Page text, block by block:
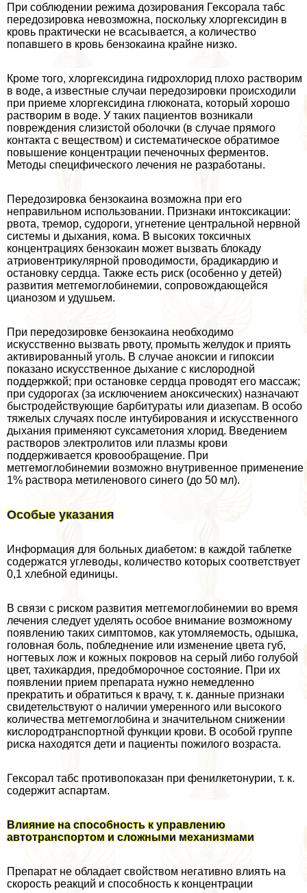
При соблюдении режима дозирования Гексорала табс
передозировка невозможна, поскольку хлоргексидин в
кровь пpaктически не всасывается, а количество
попавшего в кровь бензокаина крайне низко.
Кроме того, хлоргексидина гидрохлорид плохо растворим
в воде, а известные случаи передозировки происходили
при приеме хлоргексидина глюконата, который хорошо
растворим в воде. У таких пациентов возникали
повреждения слизистой оболочки (в случае прямого
контакта с веществом) и систематическое обратимое
повышение концентрации печеночных ферментов.
Методы специфического лечения не разработаны.
Передозировка бензокаина возможна при его
неправильном использовании. Признаки интоксикации:
рвота, тремор, судороги, угнетение центральной нервной
системы и дыхания, кома. В высоких токсичных
концентрациях бензокаин может вызвать блокаду
атриовентрикулярной проводимости, брадикардию и
остановку сердца. Также есть риск (особенно у детей)
развития метгемоглобинемии, сопровождающейся
цианозом и удушьем.
При передозировке бензокаина необходимо
искусственно вызвать рвоту, промыть желудок и приять
активированный уголь. В случае аноксии и гипоксии
показано искусственное дыхание с кислородной
поддержкой; при остановке сердца проводят его массаж;
при судорогах (за исключением аноксических) назначают
быстродействующие барбитураты или диазепам. В особо
тяжелых случаях после интубирования и искусственного
дыхания применяют суксаметония хлорид. Введением
растворов электролитов или плазмы крови
поддерживается кровообращение. При
метгемоглобинемии возможно внутривенное применение
1% раствора метиленового синего (до 50 мл).
Особые указания
Информация для больных диабетом: в каждой таблетке
содержатся углеводы, количество которых соответствует
0,1 хлебной единицы.
В связи с риском развития метгемоглобинемии во время
лечения следует уделять особое внимание возможному
появлению таких симптомов, как утомляемость, одышка,
головная боль, побледнение или изменение цвета губ,
ногтевых лож и кожных покровов на серый либо гoлyбой
цвет, тахикардия, предобморочное состояние. При их
появлении прием препарата нужно немедленно
прекратить и обратиться к врачу, т. к. данные признаки
свидетельствуют о наличии умеренного или высокого
количества метгемоглобина и значительном снижении
кислородтрaнcпортной функции крови. В особой группе
риска находятся дети и пациенты пожилого возраста.
Гексорал табс противопоказан при фенилкетонурии, т. к.
содержит аспартам.
Влияние на способность к управлению
автотрaнcпортом и сложными механизмами
Препарат не обладает свойством негативно влиять на
скорость реакций и способность к концентрации